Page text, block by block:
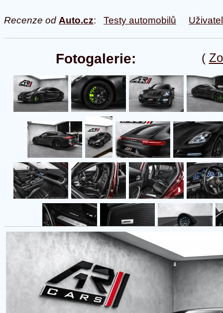
Recenze od Auto.cz: Testy automobilů
(
Fotogalerie: